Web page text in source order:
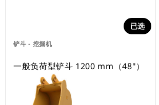
铲斗 - 挖掘机
已选
一般负荷型铲斗 1200 mm（48"）